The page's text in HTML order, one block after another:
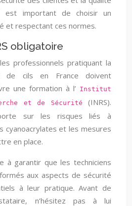
est important de choisir un
et respectant ces normes.
obligatoire
professionnels pratiquant la
de cils en France doivent
une formation à l’ Institut
et de Sécurité (INRS).
sur les risques liés à
cyanoacrylates et les mesures
en place.
à garantir que les techniciens
aux aspects de sécurité
à leur pratique. Avant de
n’hésitez pas à lui